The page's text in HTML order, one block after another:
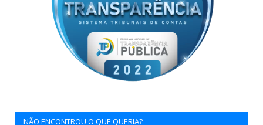
NÃO ENCONTROU O QUE QUERIA?